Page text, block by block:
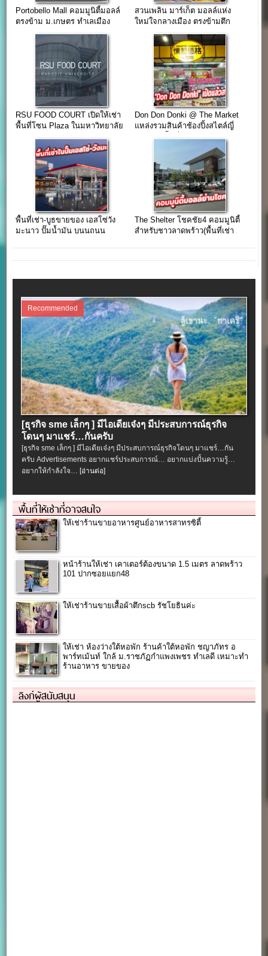
Portobello Mall คอมมูนิตี้มอลล์
ตรงข้าม ม.เกษตร ทำเลเมือง
สวนเพลิน มาร์เก็ต มอลล์แห่ง
ใหม่ใจกลางเมือง ตรงข้ามตึก
RSU FOOD COURT เปิดให้เช่า
พื้นที่โซน Plaza ในมหาวิทยาลัย
Don Don Donki @ The Market
แหล่งรวมสินค้าช้องปิ้งสไตล์ญี่
พื้นที่เช่า-บูธขายของ เอสโซ่วัง
มะนาว ปั๊มน้ำมัน บนนถนน
The Shelter โชคชัย4 คอมมูนิตี้
สำหรับชาวลาดพร้าว(พื้นที่เช่า
Recommended
[ธุรกิจ sme เล็กๆ ] มีไอเดียเจ๋งๆ มีประสบการณ์ธุรกิจ
โดนๆ มาแชร์…กันครับ
[ธุรกิจ sme เล็กๆ ] มีไอเดียเจ๋งๆ มีประสบการณ์ธุรกิจโดนๆ มาแชร์…กัน
ครับ Advertisements อยากแชร์ประสบการณ์… อยากแบ่งปั้นความรู้…
อยากให้กำลังใจ… [อ่านต่อ]
พื้นที่ให้เช่าที่อาจสนใจ
ให้เช่าร้านขายอาหารศูนย์อาหารสาทรซิตี้
หน้าร้านให้เช่า เคาเตอร์ต้องขนาด 1.5 เมตร ลาดพร้าว
101 ปากซอยแยก48
ให้เช่าร้านขายเสื้อผ้าตึกscb รัชโยธินค่ะ
ให้เช่า ห้องว่างใต้หอพัก ร้านค้าใต้หอพัก ชญาภัทร อ
พาร์ทเม้นท์ ใกล้ ม.ราชภัฏกำแพงเพชร ทำเลดี เหมาะทำ
ร้านอาหาร ขายของ
ลิงก์ผู้สนับสนุน